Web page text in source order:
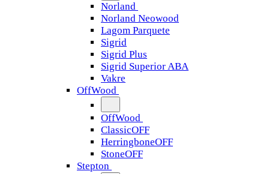
Norland
Norland Neowood
Lagom Parquete
Sigrid
Sigrid Plus
Sigrid Superior ABA
Vakre
OffWood
OffWood
ClassicOFF
HerringboneOFF
StoneOFF
Stepton